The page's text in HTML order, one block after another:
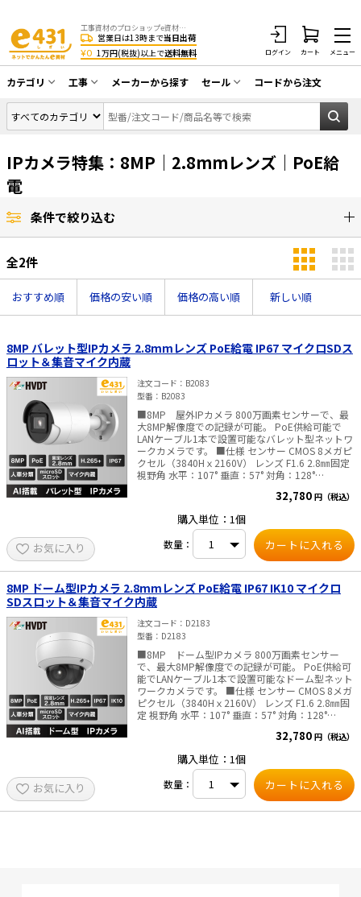
工事資材のプロショップe資材 CATV・アンテナ・防犯・光・LAN・電気・空調工事など
営業日は13時まで当日出荷
¥0 1万円(税抜)以上で送料無料 ログイン カート メニュー
カテゴリ
同軸ケーブル／テレビ用接栓／関連工具
配線補助具（モール・結束バンド・テー
防犯工事関連
HDMIケーブル・周辺機器／RCAケーブル
光ファイバー・融着接続機関連
ネットワーク機器
エアコン・換気扇・空調資材
太陽光発電ケーブル・コネクタ・関連資
材/機器
電源ケーブル／コネクタ／分電盤／ブレ
ーカ
照明・照明器具
スイッチ・コンセント（配線器具）
PF管/FEP管/CD管/情報線保護管
ボックス・ビニル電線管付属品・引き込
みカバー
工具関連
EV充電設備工事関連
感染症関連
その他
暑さ対策
販売終了品
工事
CATV・アンテナ工事
LAN配線工事
電気配管工事
照明設置工事
太陽光発電工事
ホテル・病院向け
メーカーから探す セール
在庫一掃セール
コードから注文
IPカメラ特集：8MP｜2.8mmレンズ｜PoE給
電
条件で絞り込む
全2件
おすすめ順 価格の安い順 価格の高い順 新しい順
8MP バレット型IPカメラ 2.8mmレンズ PoE給電 IP67 マイクロSDス
ロット＆集音マイク内蔵
注文コード
B2083
型番
B2083
■8MP 屋外IPカメラ 800万画素センサーで、最
大8MP解像度での記録が可能。 PoE供給可能で
LANケーブル1本で設置可能なバレット型ネットワ
ークカメラです。 ■仕様 センサー CMOS 8メガピ
クセル（3840Hｘ2160V） レンズ F1.6 2.8㎜固定
視野角 水平：107° 垂直：57° 対角：128°
クロSDカードスロット（最大256GB)SDカードの
ご購入はこちらから 内蔵マイク 搭載 防水防塵性
PoE(802.3af） 最大7.2W 寸法 Φ70 × 161.7
mm ・重量 約495 g ※屋内/屋外ともにご利用
いただけます。 ■ご注意■ PoE給電しない場合、
別途販売のACアダプタが必要です。 別途販売はこ
ちらより ––AI搭載で人と車両のイベントに特化
し、様々なシーンでセキュリティーを効率的に運
用できます。–– ■住宅での活用シーン ・スマート
フォンへの迅速なアラーム通知・・・アラーム情
報やライブ映像の確認ができます。 ・光と音声で
侵入者を警告*・・・侵入者がいた場合、光とカス
タマイズ可能な音声メッセージで威嚇します。
*）内蔵スピーカ、閃光ライト搭載の機種に限りま
す。対応しているかは、商品の仕様書を確認くだ
さい。 ■監視センターでの活用シーン 複数の場所
ティ監視は簡単な作業ではありません。 本製品は
作業効率を高め、ワークフロー改善に役立ちま
す。 ・防犯について・・・人が侵入した場合の
み、正確な警報を発します。 ・再生・録画検索に
ついて・・・人や車両などの映像を分類して速や
かに検索できます。 ■工場の場合 工場や倉庫には
高い原材料や商品が保管されています。 ここでの
32,780 円（税込）
お気に入り
購入単位：1個
数量：
8MP ドーム型IPカメラ 2.8mmレンズ PoE給電 IP67 IK10 マイクロ
SDスロット＆集音マイク内蔵
注文コード
D2183
型番
D2183
■8MP ドーム型IPカメラ 800万画素センサー
で、最大8MP解像度での記録が可能。 PoE供給可
能でLANケーブル1本で設置可能なドーム型ネット
ワークカメラです。 ■仕様 センサー CMOS 8メガ
ピクセル（3840Hｘ2160V） レンズ F1.6 2.8㎜固
定 視野角 水平：107° 垂直：57° 対角：128°
クロSDカードスロット（最大256GB)SDカードの
ご購入はこちらから 内蔵マイク 搭載 防水防塵性
PoE(802.3af）最大7.2W 寸法 121.4 × 92.2
mm ・重量 約550 g ※屋内/屋外ともにご利
32,780 円（税込）
お気に入り
購入単位：1個
数量：